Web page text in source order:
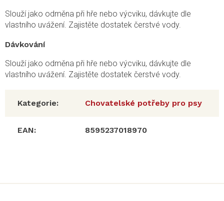
Slouží jako odměna při hře nebo výcviku, dávkujte dle
vlastního uvážení. Zajistěte dostatek čerstvé vody.
Dávkování
Slouží jako odměna při hře nebo výcviku, dávkujte dle
vlastního uvážení. Zajistěte dostatek čerstvé vody.
Kategorie: Chovatelské potřeby pro psy
EAN: 8595237018970